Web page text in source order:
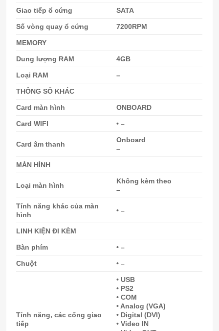
Giao tiếp ổ cứng SATA
Số vòng quay ổ cứng 7200RPM
MEMORY
Dung lượng RAM 4GB
Loại RAM –
THÔNG SỐ KHÁC
Card màn hình ONBOARD
Card WIFI • –
Card âm thanh
Onboard
–
MÀN HÌNH
Loại màn hình
Không kèm theo
–
Tính năng khác của màn
hình
• –
LINH KIỆN ĐI KÈM
Bàn phím • –
Chuột • –
Tính năng, các cổng giao
tiếp
• USB
• PS2
• COM
• Analog (VGA)
• Digital (DVI)
• Video IN